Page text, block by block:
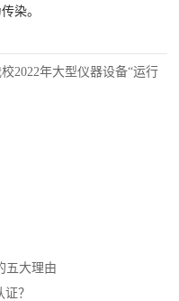
染。
2022年大型仪器设备“运行
五大理由
？